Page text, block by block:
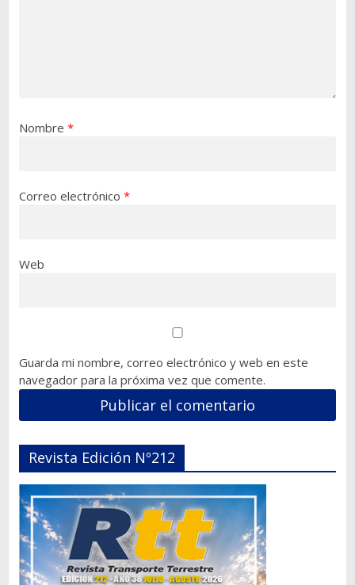
Nombre *
Correo electrónico *
Web
Guarda mi nombre, correo electrónico y web en este
navegador para la próxima vez que comente.
Revista Edición Nº212